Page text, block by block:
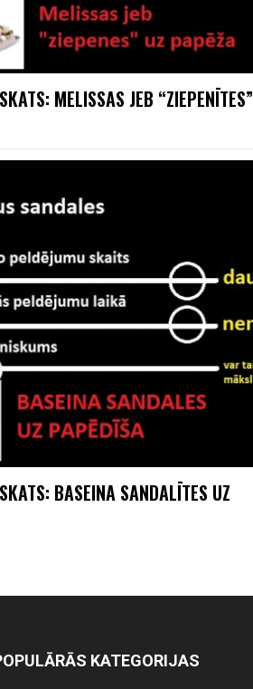
MELISSAS JEB
BASEINA SANDALĪTES UZ
KATEGORIJAS